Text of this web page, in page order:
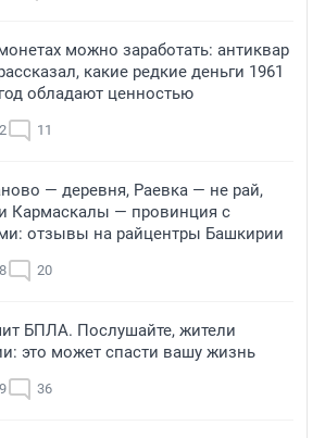
можно заработать: антиквар
какие редкие деньги 1961
обладают ценностью
11
— деревня, Раевка — не рай,
Кармаскалы — провинция с
отзывы на райцентры Башкирии
20
БПЛА. Послушайте, жители
это может спасти вашу жизнь
36